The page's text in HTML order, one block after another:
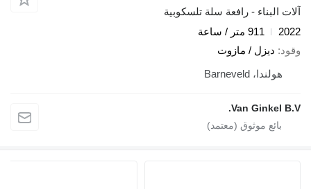
آلات البناء - رافعة سلة تلسكوبية
2022
911 متر / ساعة
وقود ديزل / مازوت
هولندا، Barneveld
Van Ginkel B.V.